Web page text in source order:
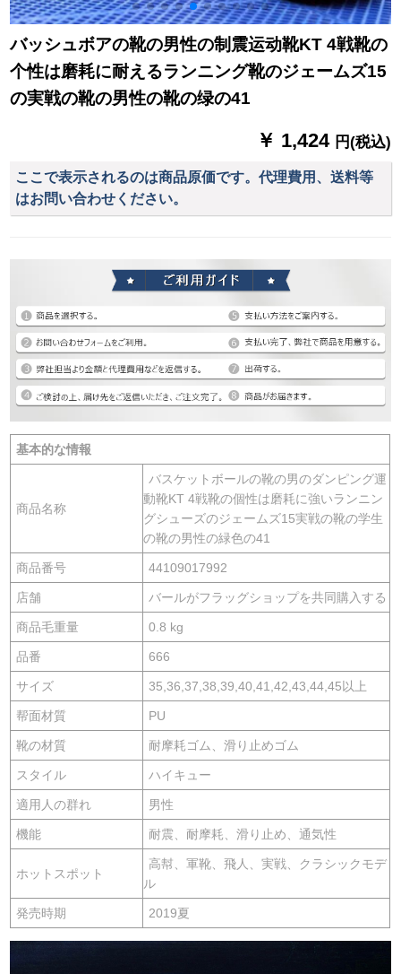
バッシュボアの靴の男性の制震运动靴KT 4戦靴の
个性は磨耗に耐えるランニング靴のジェームズ15
の実戦の靴の男性の靴の绿の41
￥ 1,424 円(税込)
ここで表示されるのは商品原価です。代理費用、送料等
はお問い合わせください。
基本的な情報
商品名称
バスケットボールの靴の男のダンピング運
動靴KT 4戦靴の個性は磨耗に強いランニン
グシューズのジェームズ15実戦の靴の学生
の靴の男性の緑色の41
商品番号 44109017992
店舗 バールがフラッグショップを共同購入する
商品毛重量 0.8 kg
品番 666
サイズ 35,36,37,38,39,40,41,42,43,44,45以上
帮面材質 PU
靴の材質 耐摩耗ゴム、滑り止めゴム
スタイル ハイキュー
適用人の群れ 男性
機能 耐震、耐摩耗、滑り止め、通気性
ホットスポット
高幇、軍靴、飛人、実戦、クラシックモデ
ル
発売時期 2019夏